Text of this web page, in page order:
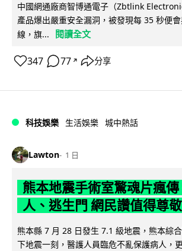
中國網通廠商智博通電子（Zbtlink
產品爆出嚴重安全漏洞，被發現每 35 秒便
線，旗...
閱讀全文
347 77 ↗ 分享
科技娛樂 生活娛樂 城中熱話
Lawton 1 日
熊本地震手術室驚魂片瘋
人、逃生門 網民讚值得尊敬
熊本縣 7 月 28 日發生 7.1 級地震，熊本綜
下地震一刻，醫護人員臨危不亂保護病人，